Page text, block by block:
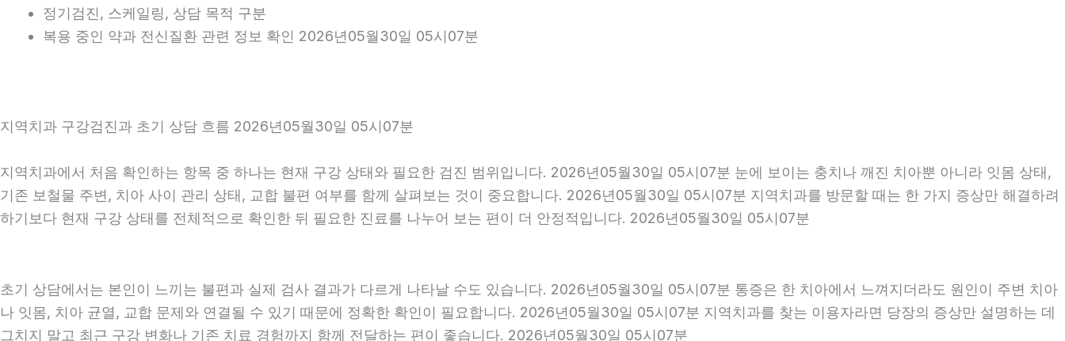
정기검진, 스케일링, 상담 목적 구분
복용 중인 약과 전신질환 관련 정보 확인 2026년05월30일 05시07분
지역치과 구강검진과 초기 상담 흐름 2026년05월30일 05시07분
지역치과에서 처음 확인하는 항목 중 하나는 현재 구강 상태와 필요한 검진 범위입니다. 2026년05월30일 05시07분 눈에 보이는 충치나 깨진 치아뿐 아니라 잇몸 상태,
기존 보철물 주변, 치아 사이 관리 상태, 교합 불편 여부를 함께 살펴보는 것이 중요합니다. 2026년05월30일 05시07분 지역치과를 방문할 때는 한 가지 증상만 해결하려
하기보다 현재 구강 상태를 전체적으로 확인한 뒤 필요한 진료를 나누어 보는 편이 더 안정적입니다. 2026년05월30일 05시07분
초기 상담에서는 본인이 느끼는 불편과 실제 검사 결과가 다르게 나타날 수도 있습니다. 2026년05월30일 05시07분 통증은 한 치아에서 느껴지더라도 원인이 주변 치아
나 잇몸, 치아 균열, 교합 문제와 연결될 수 있기 때문에 정확한 확인이 필요합니다. 2026년05월30일 05시07분 지역치과를 찾는 이용자라면 당장의 증상만 설명하는 데
그치지 말고 최근 구강 변화나 기존 치료 경험까지 함께 전달하는 편이 좋습니다. 2026년05월30일 05시07분